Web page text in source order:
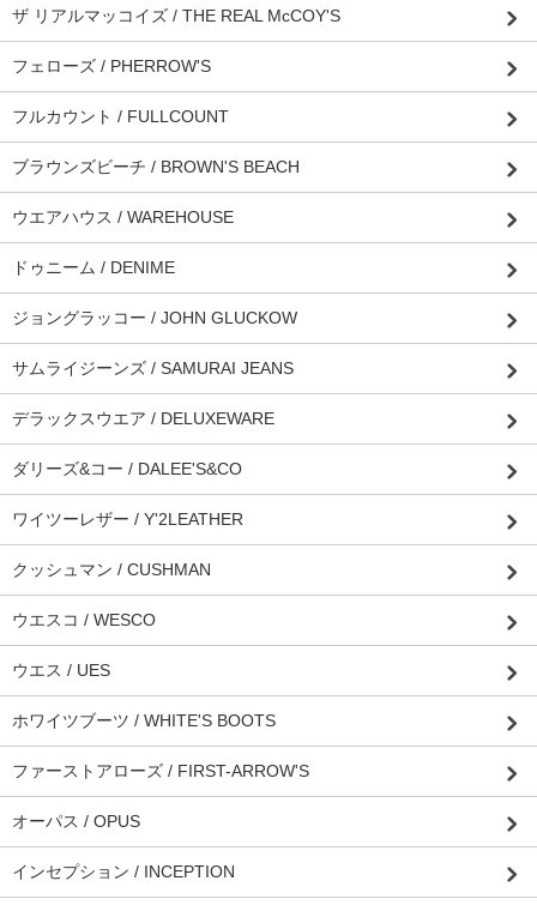
ザ リアルマッコイズ / THE REAL McCOY'S
フェローズ / PHERROW'S
フルカウント / FULLCOUNT
ブラウンズビーチ / BROWN'S BEACH
ウエアハウス / WAREHOUSE
ドゥニーム / DENIME
ジョングラッコー / JOHN GLUCKOW
サムライジーンズ / SAMURAI JEANS
デラックスウエア / DELUXEWARE
ダリーズ&コー / DALEE'S&CO
ワイツーレザー / Y'2LEATHER
クッシュマン / CUSHMAN
ウエスコ / WESCO
ウエス / UES
ホワイツブーツ / WHITE'S BOOTS
ファーストアローズ / FIRST-ARROW'S
オーパス / OPUS
インセプション / INCEPTION